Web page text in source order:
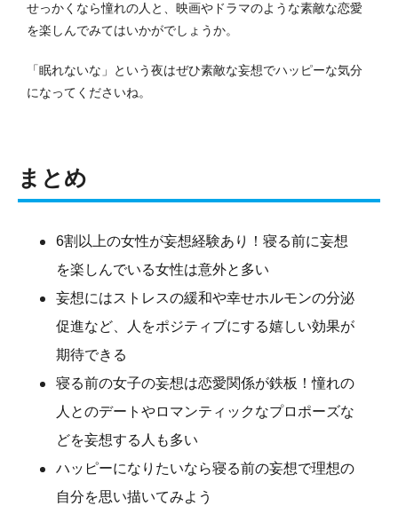
せっかくなら憧れの人と、映画やドラマのような素敵な恋愛
を楽しんでみてはいかがでしょうか。
「眠れないな」という夜はぜひ素敵な妄想でハッピーな気分
になってくださいね。
まとめ
6割以上の女性が妄想経験あり！寝る前に妄想
を楽しんでいる女性は意外と多い
妄想にはストレスの緩和や幸せホルモンの分泌
促進など、人をポジティブにする嬉しい効果が
期待できる
寝る前の女子の妄想は恋愛関係が鉄板！憧れの
人とのデートやロマンティックなプロポーズな
どを妄想する人も多い
ハッピーになりたいなら寝る前の妄想で理想の
自分を思い描いてみよう